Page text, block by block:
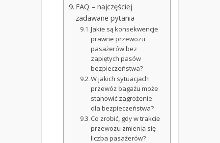
FAQ – najczęściej
zadawane pytania
Jakie są konsekwencje
prawne przewozu
pasażerów bez
zapiętych pasów
bezpieczeństwa?
W jakich sytuacjach
przewóz bagażu może
stanowić zagrożenie
dla bezpieczeństwa?
Co zrobić, gdy w trakcie
przewozu zmienia się
liczba pasażerów?